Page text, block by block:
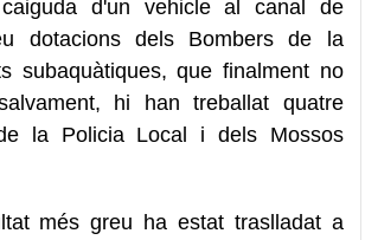
d'un vehicle al canal de
dotacions dels Bombers de la
subaquàtiques, que finalment no
hi han treballat quatre
la Policia Local i dels Mossos
més greu ha estat traslladat a